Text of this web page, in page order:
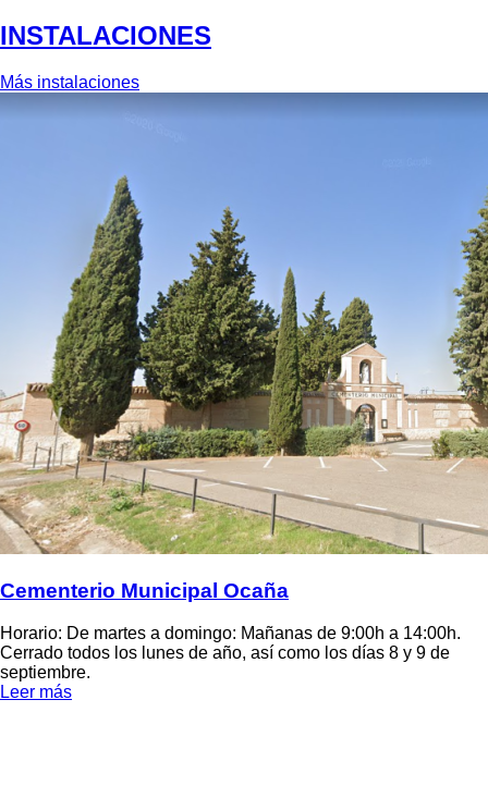
INSTALACIONES
Más instalaciones
Cementerio Municipal Ocaña
Horario: De martes a domingo: Mañanas de 9:00h a 14:00h.
Cerrado todos los lunes de año, así como los días 8 y 9 de
septiembre.
Leer más